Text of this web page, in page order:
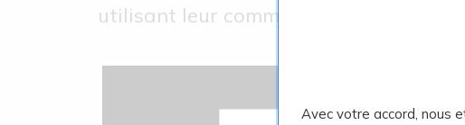
Avec votre accord, nous
utilisant leur communauté, la